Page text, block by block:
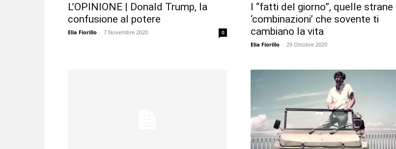
L’OPINIONE | Donald Trump, la
confusione al potere
Elia Fiorillo - 7 Novembre 2020 0
I “fatti del giorno”, quelle strane
‘combinazioni’ che sovente ti
cambiano la vita
Elia Fiorillo - 29 Ottobre 2020